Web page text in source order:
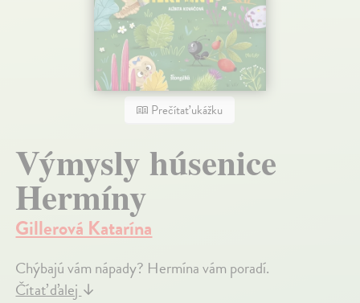
Prečítať ukážku
Výmysly húsenice
Hermíny
Gillerová Katarína
Chýbajú vám nápady? Hermína vám poradí.
Čítať ďalej ↓